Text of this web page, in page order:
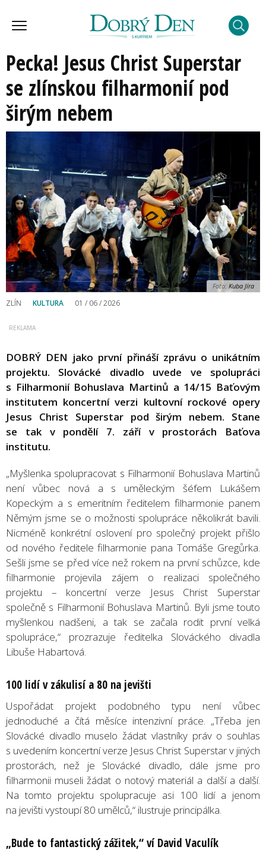
Pecka! Jesus Christ Superstar
se zlínskou filharmonií pod
širým nebem
Foto: Kuba Jíra
ZLÍN KULTURA 01 / 06 / 2026
DOBRÝ DEN jako první přináší zprávu o unikátním
projektu. Slovácké divadlo uvede ve spolupráci
s Filharmonií Bohuslava Martinů a 14/15 Baťovým
institutem koncertní verzi kultovní rockové opery
Jesus Christ Superstar pod širým nebem. Stane
se tak v pondělí 7. září v prostorách Baťova
institutu.
„Myšlenka spolupracovat s Filharmonií Bohuslava Martinů
není vůbec nová a s uměleckým šéfem Lukášem
Kopeckým a s emeritním ředitelem filharmonie panem
Němým jsme se o možnosti spolupráce několikrát bavili.
Nicméně konkrétní oslovení pro společný projekt přišlo
od nového ředitele filharmonie pana Tomáše Gregůrka.
Sešli jsme se před více než rokem na první schůzce, kde
filharmonie projevila zájem o realizaci společného
projektu – koncertní verze Jesus Christ Superstar
společně s Filharmonií Bohuslava Martinů. Byli jsme touto
myšlenkou nadšeni, a tak se začala rodit první velká
spolupráce,“ prozrazuje ředitelka Slováckého divadla
Libuše Habartová.
100 lidí v zákulisí a 80 na jevišti
Uspořádat projekt podobného typu není vůbec
jednoduché a čítá měsíce intenzivní práce. „Třeba jen
Slovácké divadlo muselo žádat vlastníky práv o souhlas
s uvedením koncertní verze Jesus Christ Superstar v jiných
prostorách, než je Slovácké divadlo, dále jsme pro
filharmonii museli žádat o notový materiál a další a další.
Na tomto projektu spolupracuje asi 100 lidí a jenom
na jevišti vystoupí 80 umělců,“ ilustruje principálka.
„Bude to fantastický zážitek,“víDavid Vaculík